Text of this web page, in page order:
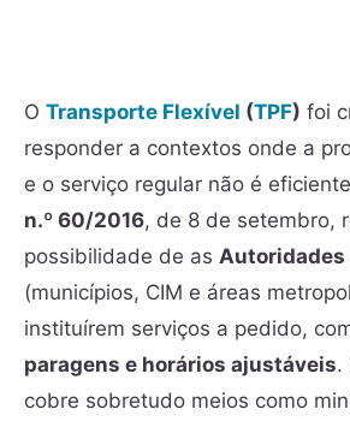
O Transporte Flexível (TPF) foi
responder a contextos onde a
e o serviço regular não é
n.º 60/2016, de 8 de setembro,
possibilidade de as Autoridades
(municípios, CIM e áreas
instituírem serviços a pedido,
paragens e horários ajustáveis.
cobre sobretudo meios como